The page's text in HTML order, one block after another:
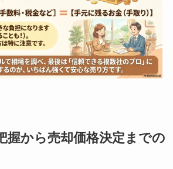
握から売却価格決定までの